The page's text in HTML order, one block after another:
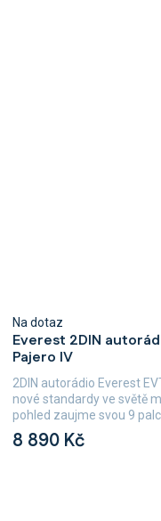
Everest 2DIN
Pajero IV
Na dotaz
8 890 Kč
2DIN autorádio Everest
nové standardy ve světě
pohled zaujme svou 9